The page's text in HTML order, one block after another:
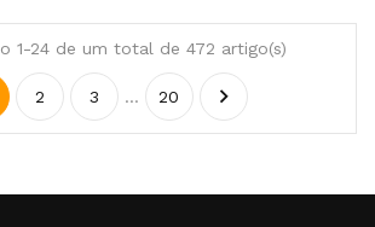
1-24 de um total de 472 artigo(s)
2 3 … 20 